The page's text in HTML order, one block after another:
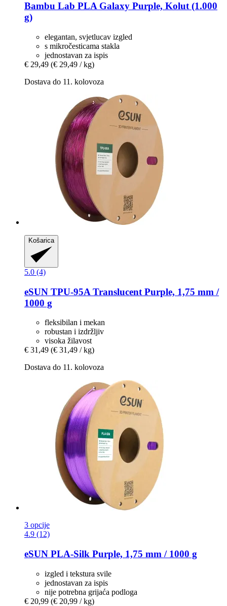
Bambu Lab PLA Galaxy Purple, Kolut (1.000
g)
elegantan, svjetlucav izgled
s mikročesticama stakla
jednostavan za ispis
€ 29,49 (€ 29,49 / kg)
Dostava do 11. kolovoza
Košarica
5.0 (4)
eSUN TPU-​95A Translucent Purple, 1,75 mm /
1000 g
fleksibilan i mekan
robustan i izdržljiv
visoka žilavost
€ 31,49 (€ 31,49 / kg)
Dostava do 11. kolovoza
3 opcije
4.9 (12)
eSUN PLA-​Silk Purple, 1,75 mm / 1000 g
izgled i tekstura svile
jednostavan za ispis
nije potrebna grijaća podloga
€ 20,99 (€ 20,99 / kg)